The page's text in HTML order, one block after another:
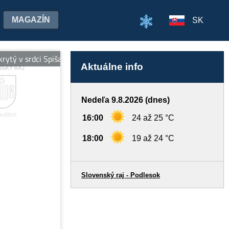
MAGAZÍN SK
Spiša. -- Objavte najkrajšie rokliny Slovenského raja
Aktuálne info
Nedeľa 9.8.2026 (dnes)
16:00 24 až 25 °C
18:00 19 až 24 °C
Slovenský raj - Podlesok